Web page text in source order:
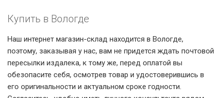
Купить в Вологде
Наш интернет магазин-склад находится в Вологде,
поэтому, заказывая у нас, вам не придется ждать почтовой
пересылки издалека, к тому же, перед оплатой вы
обезопасите себя, осмотрев товар и удостоверившись в
его оригинальности и актуальном сроке годности.